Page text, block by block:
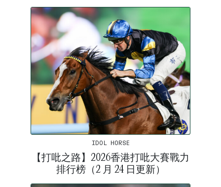
IDOL HORSE
【打吡之路】2026香港打吡大賽戰力
排行榜（2 月 24 日更新）